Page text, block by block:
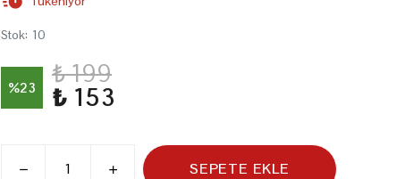
Stok: 10
%23 ₺ 199
₺ 153
SEPETE EKLE